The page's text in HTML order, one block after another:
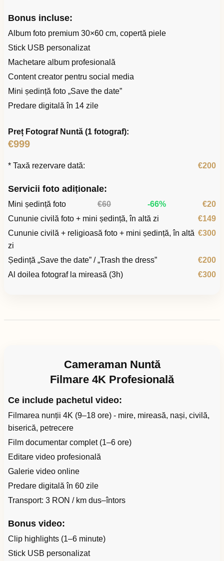
Bonus incluse:
Album foto premium 30×60 cm, copertă piele
Stick USB personalizat
Machetare album profesională
Content creator pentru social media
Mini ședință foto „Save the date”
Predare digitală în 14 zile
Preț Fotograf Nuntă (1 fotograf):
€999
* Taxă rezervare dată: €200
Servicii foto adiționale:
Mini ședință foto €60 -66%
€20
Cununie civilă foto + mini ședință, în altă zi
€149
Cununie civilă + religioasă foto + mini ședință, în altă
zi
€300
Ședință „Save the date” / „Trash the dress”
€200
Al doilea fotograf la mireasă (3h)
€300
Cameraman Nuntă
Filmare 4K Profesională
Ce include pachetul video:
Filmarea nunții 4K (9–18 ore) - mire, mireasă, nași, civilă,
biserică, petrecere
Film documentar complet (1–6 ore)
Editare video profesională
Galerie video online
Predare digitală în 60 zile
Transport: 3 RON / km dus–întors
Bonus video:
Clip highlights (1–6 minute)
Stick USB personalizat